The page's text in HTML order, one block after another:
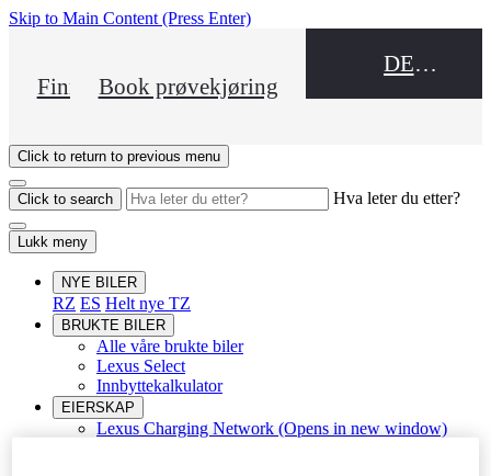
Skip to Main Content (Press Enter)
Finn en forhandler
Book prøvekjøring
DEALER NAME
Click to return to previous menu
Click to search Hva leter du etter?
Lukk meny
NYE BILER
RZ ES Helt nye TZ
BRUKTE BILER
Alle våre brukte biler
Lexus Select
Innbyttekalkulator
EIERSKAP
Lexus Charging Network (Opens in new window)